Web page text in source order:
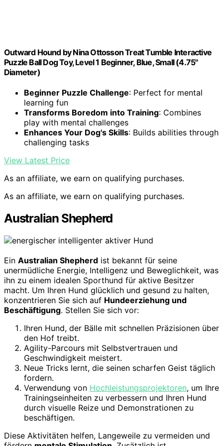
Outward Hound by Nina Ottosson Treat Tumble Interactive
Puzzle Ball Dog Toy, Level 1 Beginner, Blue, Small (4.75"
Diameter)
Beginner Puzzle Challenge: Perfect for mental
learning fun
Transforms Boredom into Training: Combines
play with mental challenges
Enhances Your Dog's Skills: Builds abilities through
challenging tasks
View Latest Price
As an affiliate, we earn on qualifying purchases.
As an affiliate, we earn on qualifying purchases.
Australian Shepherd
Ein Australian Shepherd ist bekannt für seine
unermüdliche Energie, Intelligenz und Beweglichkeit, was
ihn zu einem idealen Sporthund für aktive Besitzer
macht. Um Ihren Hund glücklich und gesund zu halten,
konzentrieren Sie sich auf Hundeerziehung und
Beschäftigung. Stellen Sie sich vor:
Ihren Hund, der Bälle mit schnellen Präzisionen über
den Hof treibt.
Agility-Parcours mit Selbstvertrauen und
Geschwindigkeit meistert.
Neue Tricks lernt, die seinen scharfen Geist täglich
fordern.
Verwendung von Hochleistungsprojektoren, um Ihre
Trainingseinheiten zu verbessern und Ihren Hund
durch visuelle Reize und Demonstrationen zu
beschäftigen.
Diese Aktivitäten helfen, Langeweile zu vermeiden und